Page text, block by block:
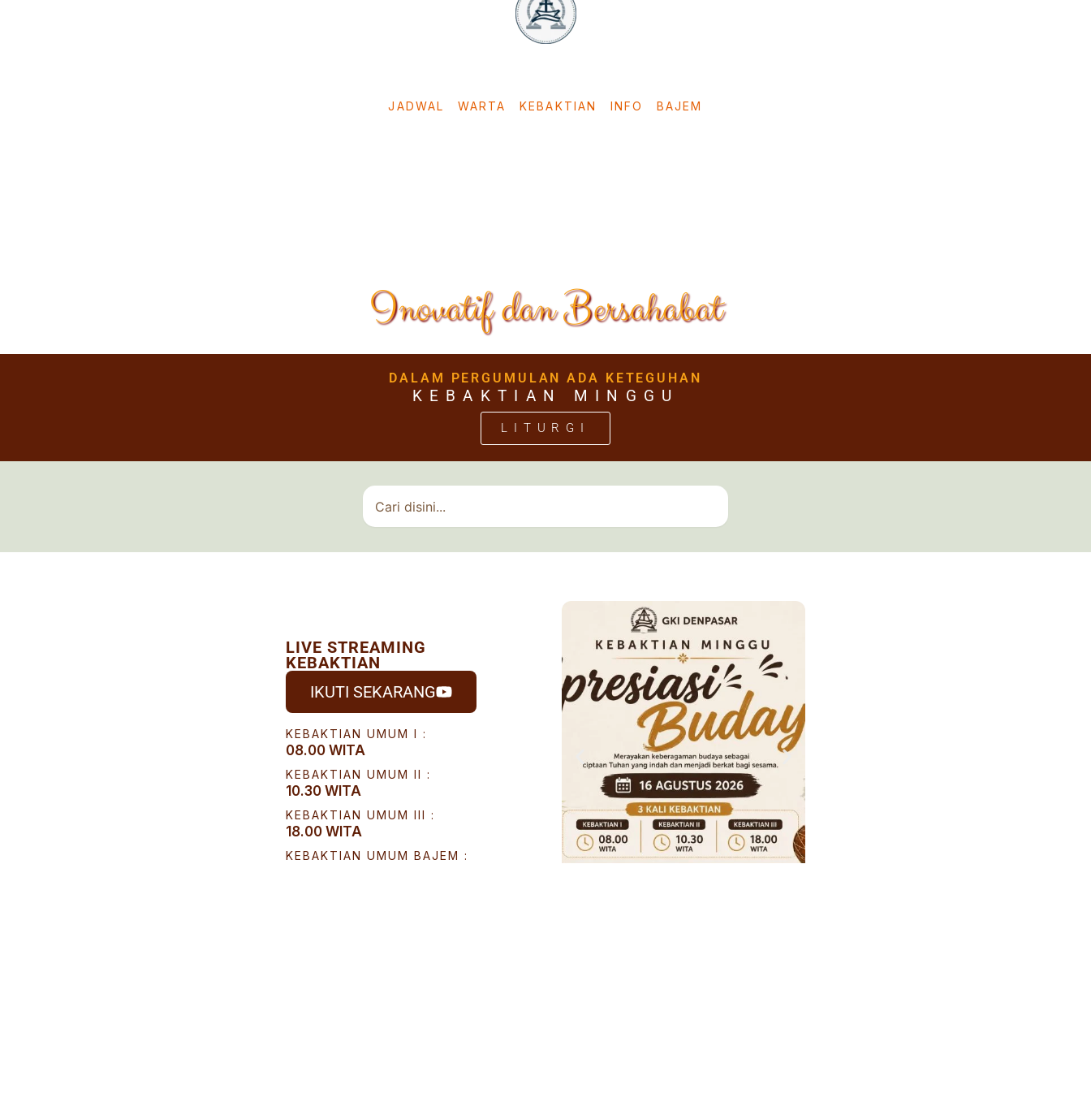
JADWAL WARTA KEBAKTIAN INFO BAJEM
Inovatif dan Bersahabat
DALAM PERGUMULAN ADA KETEGUHAN
KEBAKTIAN MINGGU
LITURGI
Search
IKUTI SEKARANG
LIVE STREAMING
KEBAKTIAN
KEBAKTIAN UMUM I :
08.00 WITA
KEBAKTIAN UMUM II :
10.30 WITA
KEBAKTIAN UMUM III :
18.00 WITA
KEBAKTIAN UMUM BAJEM :